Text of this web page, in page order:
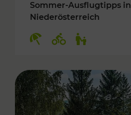
Sommer-Ausflugtipps in
Niederösterreich